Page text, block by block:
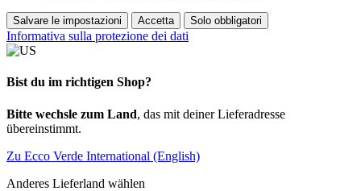
Salvare le impostazioni Accetta Solo obbligatori
Informativa sulla protezione dei dati
Bist du im richtigen Shop?
Bitte wechsle zum Land, das mit deiner Lieferadresse
übereinstimmt.
Zu Ecco Verde International (English)
Anderes Lieferland wählen